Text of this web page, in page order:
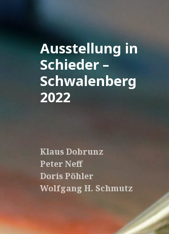
Ausstellung in
Schieder –
Schwalenberg
2022
Klaus Dobrunz
Peter Neff
Doris Pöhler
Wolfgang H. Schmutz